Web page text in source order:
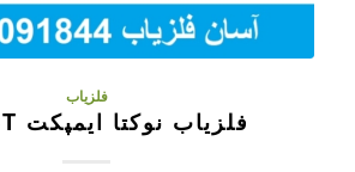
فلزیاب
فلزیاب نوکتا ایمپکت IMPACT